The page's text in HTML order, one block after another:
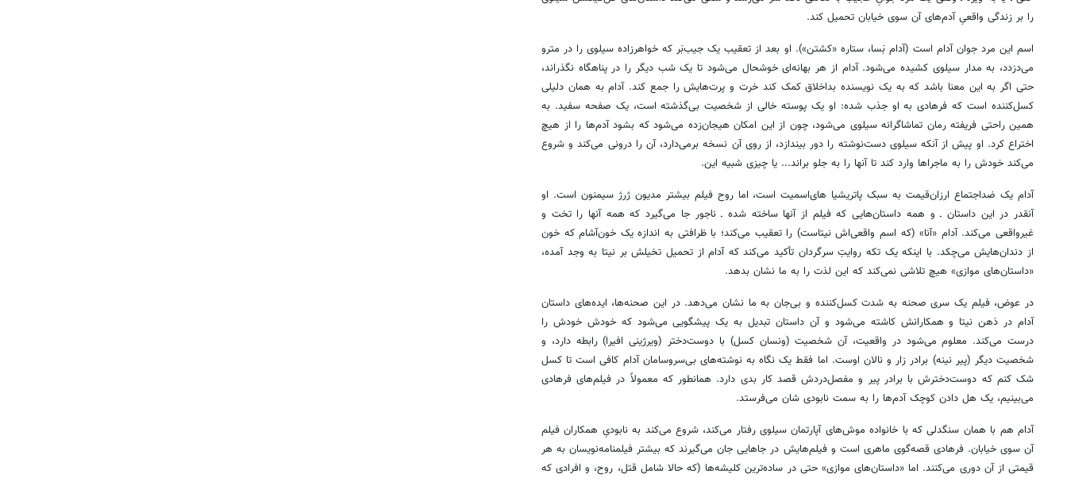
را بر زندگی واقعیِ آدم‌های آن سوی خیابان تحمیل کند.
اسم این مرد جوان آدام است (آدام بَسا، ستاره «کشتن»). او بعد از تعقیب یک جیب‌بَر که خواهرزاده سیلوی را در مترو
می‌دزدد، به مدار سیلوی کشیده می‌شود. آدام از هر بهانه‌ای خوشحال می‌شود تا یک شب دیگر را در پناهگاه نگذراند،
حتی اگر به این معنا باشد که به یک نویسنده بداخلاق کمک کند خرت و پرت‌هایش را جمع کند. آدام به همان دلیلی
کسل‌کننده است که فرهادی به او جذب شده: او یک پوسته خالی از شخصیت بی‌گذشته است، یک صفحه سفید. به
همین راحتی فریفته رمان تماشاگرانه سیلوی می‌شود، چون از این امکان هیجان‌زده می‌شود که بشود آدم‌ها را از هیچ
اختراع کرد. او پیش از آنکه سیلوی دست‌نوشته را دور بیندازد، از روی آن نسخه برمی‌دارد، آن را درونی می‌کند و شروع
می‌کند خودش را به ماجراها وارد کند تا آنها را به جلو براند... یا چیزی شبیه این.
آدام یک ضداجتماع ارزان‌قیمت به سبک پاتریشیا های‌اسمیت است، اما روح فیلم بیشتر مدیون ژرژ سیمنون است. او
آنقدر در این داستان ـ و همه داستان‌هایی که فیلم از آنها ساخته شده ـ ناجور جا می‌گیرد که همه آنها را تخت و
غیرواقعی می‌کند. آدام «آنا» (که اسم واقعی‌اش نیتاست) را تعقیب می‌کند؛ با ظرافتی به اندازه یک خون‌آشام که خون
از دندان‌هایش می‌چکد. با اینکه یک تکه روایتِ سرگردان تأکید می‌کند که آدام از تحمیل تخیلش بر نیتا به وجد آمده،
«داستان‌های موازی» هیچ تلاشی نمی‌کند که این لذت را به ما نشان بدهد.
در عوض، فیلم یک سری صحنه به شدت کسل‌کننده و بی‌جان به ما نشان می‌دهد. در این صحنه‌ها، ایده‌های داستان
آدام در ذهن نیتا و همکارانش کاشته می‌شود و آن داستان تبدیل به یک پیشگویی می‌شود که خودش خودش را
درست می‌کند. معلوم می‌شود در واقعیت، آن شخصیت (ونسان کسل) با دوست‌دختر (ویرژینی افیرا) رابطه دارد، و
شخصیت دیگر (پیر نینه) برادر زار و نالان اوست. اما فقط یک نگاه به نوشته‌های بی‌سروسامان آدام کافی است تا کسل
شک کنم که دوست‌دخترش با برادر پیر و مفصل‌دردش قصد کار بدی دارد. همانطور که معمولاً در فیلم‌های فرهادی
می‌بینیم، یک هل دادن کوچک آدم‌ها را به سمت نابودی شان می‌فرستد.
آدام هم با همان سنگدلی که با خانواده موش‌های آپارتمان سیلوی رفتار می‌کند، شروع می‌کند به نابودیِ همکاران فیلم
آن سوی خیابان. فرهادی قصه‌گوی ماهری است و فیلم‌هایش در جاهایی جان می‌گیرند که بیشتر فیلمنامه‌نویسان به هر
قیمتی از آن دوری می‌کنند. اما «داستان‌های موازی» حتی در ساده‌ترین کلیشه‌ها (که حالا شامل قتل، روح، و افرادی که